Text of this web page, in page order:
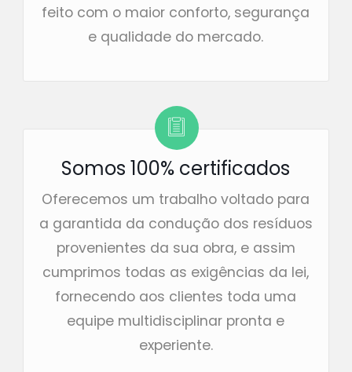
feito com o maior conforto, segurança
e qualidade do mercado.
Somos 100% certificados
Oferecemos um trabalho voltado para
a garantida da condução dos resíduos
provenientes da sua obra, e assim
cumprimos todas as exigências da lei,
fornecendo aos clientes toda uma
equipe multidisciplinar pronta e
experiente.